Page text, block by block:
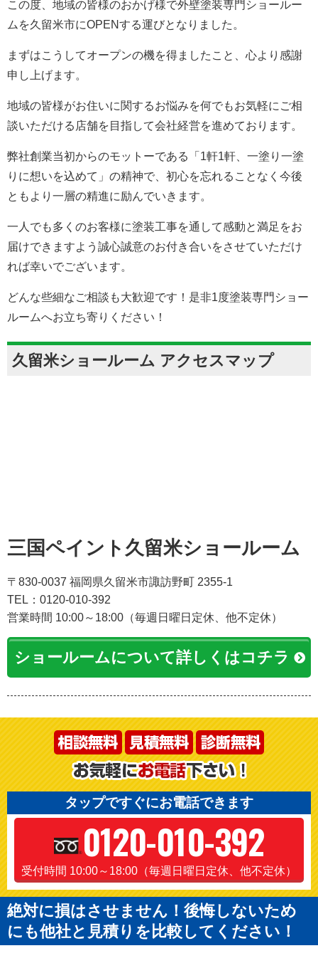
この度、地域の皆様のおかげ様で外壁塗装専門ショールー
ムを久留米市にOPENする運びとなりました。
まずはこうしてオープンの機を得ましたこと、心より感謝
申し上げます。
地域の皆様がお住いに関するお悩みを何でもお気軽にご相
談いただける店舗を目指して会社経営を進めております。
弊社創業当初からのモットーである「1軒1軒、一塗り一塗
りに想いを込めて」の精神で、初心を忘れることなく今後
ともより一層の精進に励んでいきます。
一人でも多くのお客様に塗装工事を通して感動と満足をお
届けできますよう誠心誠意のお付き合いをさせていただけ
れば幸いでございます。
どんな些細なご相談も大歓迎です！是非1度塗装専門ショー
ルームへお立ち寄りください！
久留米ショールーム アクセスマップ
三国ペイント久留米ショールーム
〒830-0037 福岡県久留米市諏訪野町 2355-1
TEL：0120-010-392
営業時間 10:00～18:00（毎週日曜日定休、他不定休）
ショールームについて詳しくはコチラ
タップですぐにお電話できます
0120-010-392
受付時間 10:00～18:00（毎週日曜日定休、他不定休）
絶対に損はさせません！後悔しないため
にも他社と見積りを比較してください！